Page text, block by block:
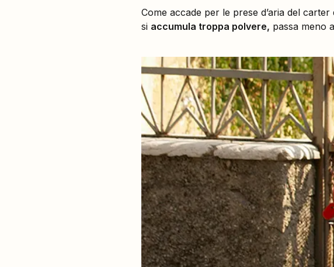
Come accade per le prese d’aria del
si accumula troppa polvere, passa meno